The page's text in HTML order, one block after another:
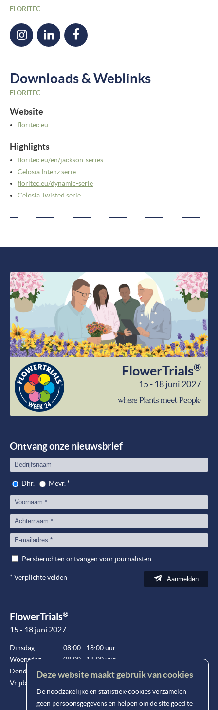
FLORITEC
Downloads & Weblinks
FLORITEC
Website
floritec.eu
Highlights
floritec.eu/en/jackson-series
Celosia Intenz serie
floritec.eu/dynamic-serie
Celosia Twisted serie
FlowerTrials®
15 - 18 juni 2027
Ontvang onze nieuwsbrief
Dhr. Mevr. *
Persberichten ontvangen voor journalisten
* Verplichte velden Aanmelden
FlowerTrials®
15 - 18 juni 2027
Dinsdag
08:00 - 18:00 uur
Woensdag
08:00 - 18:00 uur
Donderdag
08:00 - 18:00 uur
Vrijdag
Deze website maakt gebruik van cookies
De noodzakelijke en statistiek-cookies verzamelen
geen persoonsgegevens en helpen om de site goed te